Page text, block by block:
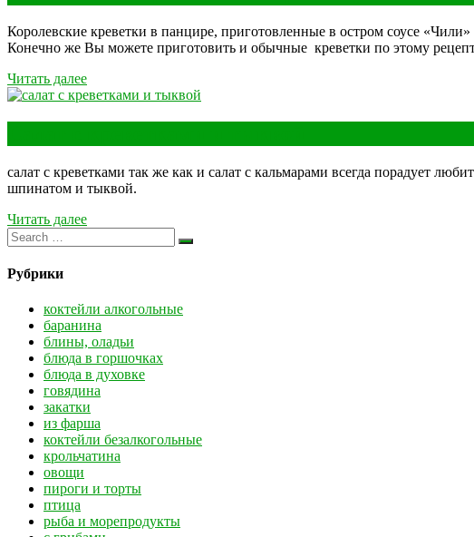
Королевские креветки в панцире, приготовленные в остром соусе
Конечно же Вы можете приготовить и обычные креветки по этому
Читать далее
салат с креветками так же как и салат с кальмарами всегда порадует
шпинатом и тыквой.
Читать далее
Рубрики
коктейли алкогольные
баранина
блины, оладьи
блюда в горшочках
блюда в духовке
говядина
закатки
из фарша
коктейли безалкогольные
крольчатина
овощи
пироги и торты
птица
рыба и морепродукты